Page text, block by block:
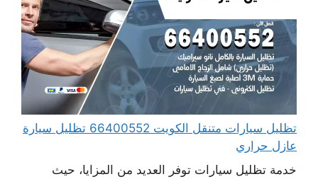
تظليل سيارات متنقل الكويت 66400552 تظليل سيارة
عازل حراري
خدمة تظليل سيارات توفر العديد من المزايا، حيث